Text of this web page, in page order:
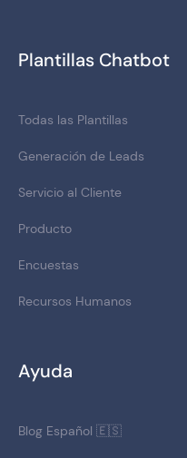
Plantillas Chatbot
Todas las Plantillas
Generación de Leads
Servicio al Cliente
Producto
Encuestas
Recursos Humanos
Ayuda
Blog Español 🇪🇸